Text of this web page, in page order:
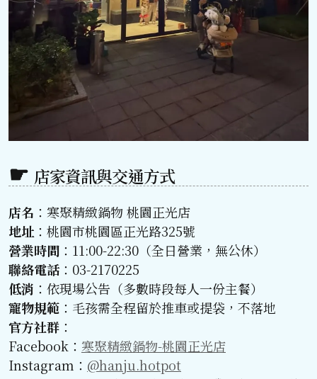
店家資訊與交通方式
店名 ：寒聚精緻鍋物 桃園正光店
地址 ：桃園市桃園區正光路325號
營業時間 ：11:00-22:30（全日營業，無公休）
聯絡電話：03-2170225
低消 ：依現場公告（多數時段每人一份主餐）
寵物規範 ：毛孩需全程留於推車或提袋，不落地
官方社群 ：
Facebook： 寒聚精緻鍋物-桃園正光店
Instagram： @hanju.hotpot